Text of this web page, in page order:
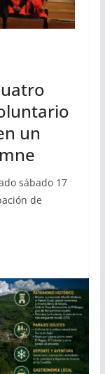
un
sábado 17
de